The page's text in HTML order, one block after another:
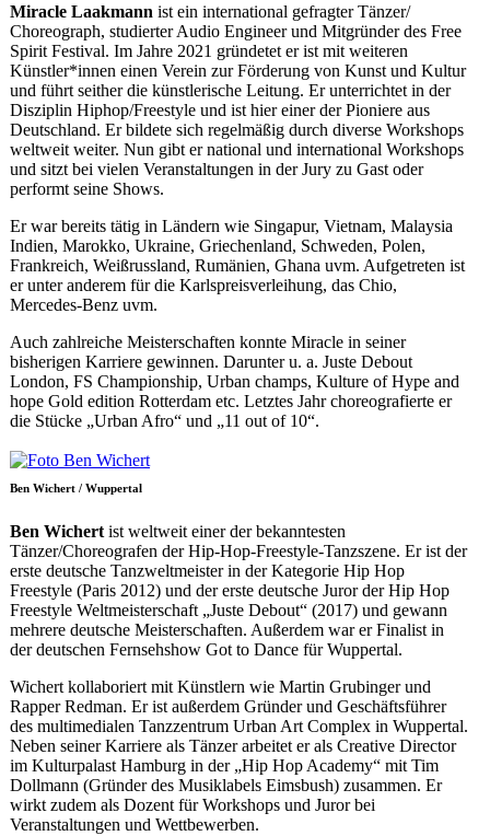
Miracle Laakmann ist ein international gefragter Tänzer/
Choreograph, studierter Audio Engineer und Mitgründer des Free
Spirit Festival. Im Jahre 2021 gründetet er ist mit weiteren
Künstler*innen einen Verein zur Förderung von Kunst und Kultur
und führt seither die künstlerische Leitung. Er unterrichtet in der
Disziplin Hiphop/Freestyle und ist hier einer der Pioniere aus
Deutschland. Er bildete sich regelmäßig durch diverse Workshops
weltweit weiter. Nun gibt er national und international Workshops
und sitzt bei vielen Veranstaltungen in der Jury zu Gast oder
performt seine Shows.
Er war bereits tätig in Ländern wie Singapur, Vietnam, Malaysia
Indien, Marokko, Ukraine, Griechenland, Schweden, Polen,
Frankreich, Weißrussland, Rumänien, Ghana uvm. Aufgetreten ist
er unter anderem für die Karlspreisverleihung, das Chio,
Mercedes-Benz uvm.
Auch zahlreiche Meisterschaften konnte Miracle in seiner
bisherigen Karriere gewinnen. Darunter u. a. Juste Debout
London, FS Championship, Urban champs, Kulture of Hype and
hope Gold edition Rotterdam etc. Letztes Jahr choreografierte er
die Stücke „Urban Afro“ und „11 out of 10“.
Ben Wichert / Wuppertal
Ben Wichert ist weltweit einer der bekanntesten
Tänzer/Choreografen der Hip-Hop-Freestyle-Tanzszene. Er ist der
erste deutsche Tanzweltmeister in der Kategorie Hip Hop
Freestyle (Paris 2012) und der erste deutsche Juror der Hip Hop
Freestyle Weltmeisterschaft „Juste Debout“ (2017) und gewann
mehrere deutsche Meisterschaften. Außerdem war er Finalist in
der deutschen Fernsehshow Got to Dance für Wuppertal.
Wichert kollaboriert mit Künstlern wie Martin Grubinger und
Rapper Redman. Er ist außerdem Gründer und Geschäftsführer
des multimedialen Tanzzentrum Urban Art Complex in Wuppertal.
Neben seiner Karriere als Tänzer arbeitet er als Creative Director
im Kulturpalast Hamburg in der „Hip Hop Academy“ mit Tim
Dollmann (Gründer des Musiklabels Eimsbush) zusammen. Er
wirkt zudem als Dozent für Workshops und Juror bei
Veranstaltungen und Wettbewerben.